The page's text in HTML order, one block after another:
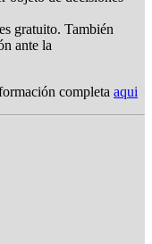
gratuito. También
ante la
completa aqui